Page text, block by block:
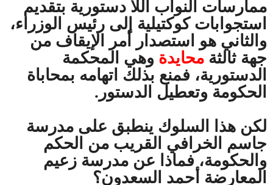
ممارسات النواب اللا دستورية بتقديم
استجوابات كوكتيلية إلى رئيس الوزراء،
والثاني هو استصدار أمر الإيقاف من
جهة ثالثة محايدة وهي المحكمة
الدستورية، فمنع بذلك اتهامه بمحاباة
الحكومة وتعطيل الدستور.
لكن هذا السلوك ينطبق على مدرسة
جاسم الخرافي القريب من الحكم
والحكومة، فماذا عن مدرسة زعيم
المعارضة أحمد السعدون؟